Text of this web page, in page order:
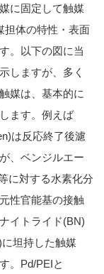
に固定して触媒
担体の特性・表面
。以下の図に当
しますが、多く
媒は、基本的に
ます。例えば
は反応終了後濾
、ベンジルエー
に対する水素化分
性官能基の接触
イトライド(BN)
坦持した触媒
。Pd/PEIと